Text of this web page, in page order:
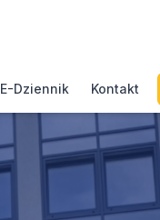
E-Dziennik Kontakt